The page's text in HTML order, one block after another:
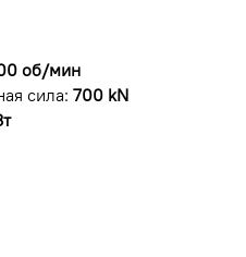
об/мин
сила: 700 kN